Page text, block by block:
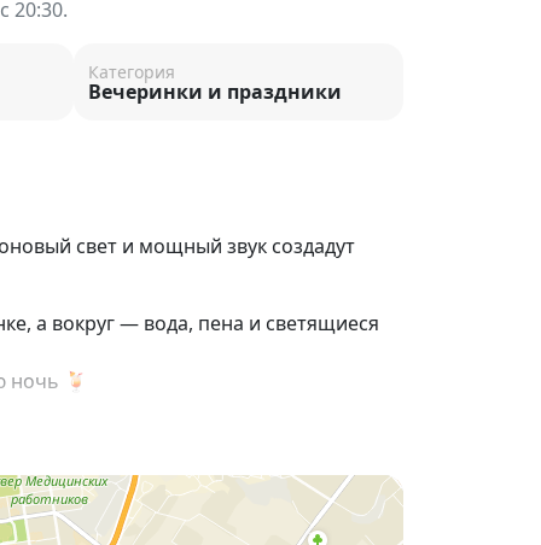
20:30.
Категория
Вечеринки и праздники
свет и мощный звук создадут
а вокруг — вода, пена и светящиеся
ночь 🍹